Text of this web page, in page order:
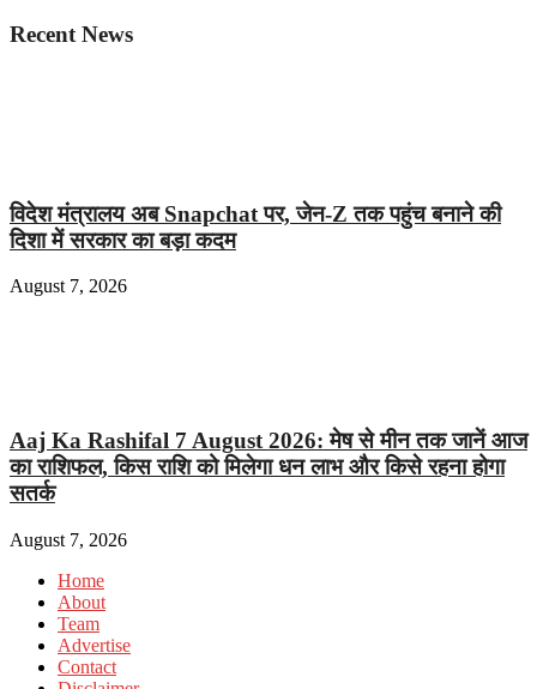
Recent News
विदेश मंत्रालय अब Snapchat पर, जेन-Z तक पहुंच बनाने की
दिशा में सरकार का बड़ा कदम
August 7, 2026
Aaj Ka Rashifal 7 August 2026: मेष से मीन तक जानें आज
का राशिफल, किस राशि को मिलेगा धन लाभ और किसे रहना होगा
सतर्क
August 7, 2026
Home
About
Team
Advertise
Contact